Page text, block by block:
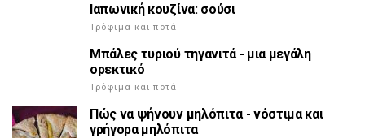
Ιαπωνική κουζίνα: σούσι
Τρόφιμα και ποτά
Μπάλες τυριού τηγανιτά - μια μεγάλη
ορεκτικό
Τρόφιμα και ποτά
Πώς να ψήνουν μηλόπιτα - νόστιμα και
γρήγορα μηλόπιτα